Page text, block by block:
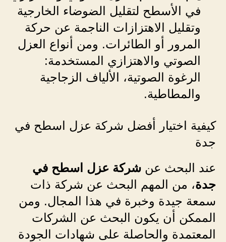
في الأسطح لتقليل الضوضاء الخارجية
وتقليل الاهتزازات الناجمة عن حركة
المرور أو الطائرات. ومن أنواع العزل
الصوتي والاهتزازي المستخدمة:
الرغوة الصوتية، الألياف الزجاجية
والمطاطية.
كيفية اختيار أفضل شركة عزل اسطح في
جدة
عند البحث عن شركة عزل اسطح في
جدة، من المهم البحث عن شركة ذات
سمعة جيدة وخبرة في هذا المجال. ومن
الممكن أن يكون البحث عن الشركات
المعتمدة والحاصلة على شهادات الجودة